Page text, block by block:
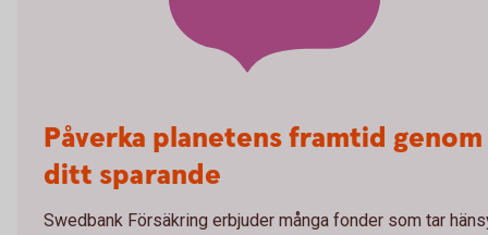
Påverka planetens framtid genom
ditt sparande
Swedbank Försäkring erbjuder många fonder som tar